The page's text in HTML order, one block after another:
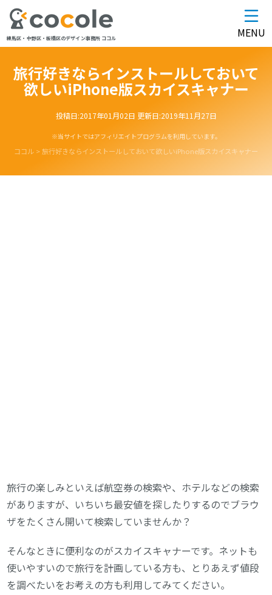
練馬区・中野区・板橋区のデザイン事務所 ココル MENU
旅行好きならインストールしておいて
欲しいiPhone版スカイスキャナー
投稿日:2017年01月02日 更新日:2019年11月27日
※当サイトではアフィリエイトプログラムを利用しています。
ココル >旅行好きならインストールしておいて欲しいiPhone版スカイスキャナー
旅行の楽しみといえば航空券の検索や、ホテルなどの検索
がありますが、いちいち最安値を探したりするのでブラウ
ザをたくさん開いて検索していませんか？
そんなときに便利なのがスカイスキャナーです。ネットも
使いやすいので旅行を計画している方も、とりあえず値段
を調べたいをお考えの方も利用してみてください。